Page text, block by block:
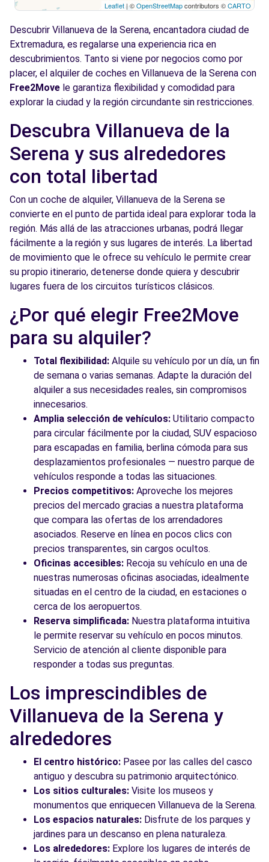
Leaflet | ©OpenStreetMapcontributors ©CARTO
Descubrir Villanueva de la Serena, encantadora ciudad de
Extremadura, es regalarse una experiencia rica en
descubrimientos. Tanto si viene por negocios como por
placer, el alquiler de coches en Villanueva de la Serena con
Free2Move le garantiza flexibilidad y comodidad para
explorar la ciudad y la región circundante sin restricciones.
Descubra Villanueva de la
Serena y sus alrededores
con total libertad
Con un coche de alquiler, Villanueva de la Serena se
convierte en el punto de partida ideal para explorar toda la
región. Más allá de las atracciones urbanas, podrá llegar
fácilmente a la región y sus lugares de interés. La libertad
de movimiento que le ofrece su vehículo le permite crear
su propio itinerario, detenerse donde quiera y descubrir
lugares fuera de los circuitos turísticos clásicos.
¿Por qué elegir Free2Move
para su alquiler?
Total flexibilidad: Alquile su vehículo por un día, un fin
de semana o varias semanas. Adapte la duración del
alquiler a sus necesidades reales, sin compromisos
innecesarios.
Amplia selección de vehículos: Utilitario compacto
para circular fácilmente por la ciudad, SUV espacioso
para escapadas en familia, berlina cómoda para sus
desplazamientos profesionales — nuestro parque de
vehículos responde a todas las situaciones.
Precios competitivos: Aproveche los mejores
precios del mercado gracias a nuestra plataforma
que compara las ofertas de los arrendadores
asociados. Reserve en línea en pocos clics con
precios transparentes, sin cargos ocultos.
Oficinas accesibles: Recoja su vehículo en una de
nuestras numerosas oficinas asociadas, idealmente
situadas en el centro de la ciudad, en estaciones o
cerca de los aeropuertos.
Reserva simplificada: Nuestra plataforma intuitiva
le permite reservar su vehículo en pocos minutos.
Servicio de atención al cliente disponible para
responder a todas sus preguntas.
Los imprescindibles de
Villanueva de la Serena y
alrededores
El centro histórico: Pasee por las calles del casco
antiguo y descubra su patrimonio arquitectónico.
Los sitios culturales: Visite los museos y
monumentos que enriquecen Villanueva de la Serena.
Los espacios naturales: Disfrute de los parques y
jardines para un descanso en plena naturaleza.
Los alrededores: Explore los lugares de interés de